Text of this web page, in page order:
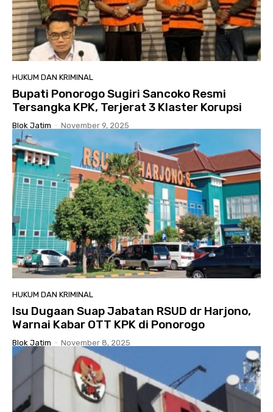
HUKUM DAN KRIMINAL
Bupati Ponorogo Sugiri Sancoko Resmi
Tersangka KPK, Terjerat 3 Klaster Korupsi
Blok Jatim - November 9, 2025
HUKUM DAN KRIMINAL
Isu Dugaan Suap Jabatan RSUD dr Harjono,
Warnai Kabar OTT KPK di Ponorogo
Blok Jatim - November 8, 2025